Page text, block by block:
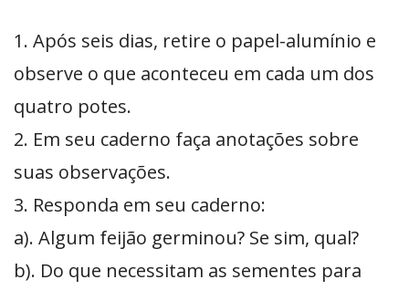
1. Após seis dias, retire o papel-alumínio e
observe o que aconteceu em cada um dos
quatro potes.
2. Em seu caderno faça anotações sobre
suas observações.
3. Responda em seu caderno:
a). Algum feijão germinou? Se sim, qual?
b). Do que necessitam as sementes para